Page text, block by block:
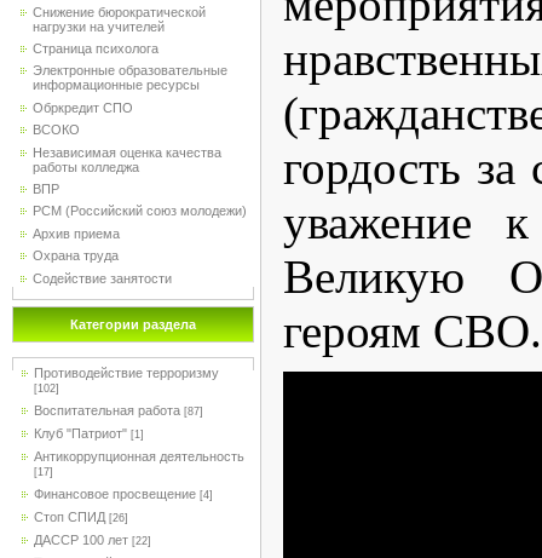
Снижение бюрократической
нагрузки на учителей
Страница психолога
Электронные образовательные
информационные ресурсы
Обркредит СПО
ВСОКО
Независимая оценка качества
работы колледжа
ВПР
РСМ (Российский союз молодежи)
Архив приема
Охрана труда
Содействие занятости
Категории раздела
Противодействие терроризму
[102]
Воспитательная работа [87]
Клуб "Патриот" [1]
Антикоррупционная деятельность
[17]
Финансовое просвещение [4]
Стоп СПИД [26]
ДАССР 100 лет [22]
гордость
уважение
Великую
героям СВО.